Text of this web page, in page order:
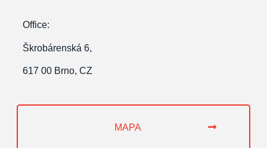
Office:
Škrobárenská 6,
617 00 Brno, CZ
MAPA